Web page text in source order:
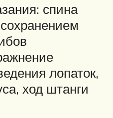
спина
лопаток,
ход штанги